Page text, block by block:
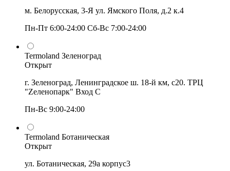
м. Белорусская, 3-Я ул. Ямского Поля, д.2 к.4
Пн-Пт 6:00-24:00 Сб-Вс 7:00-24:00
Termoland Зеленоград
Открыт
г. Зеленоград, Ленинградское ш. 18-й км, с20. ТРЦ
"Zеленопарк" Вход С
Пн-Вс 9:00-24:00
Termoland Ботаническая
Открыт
ул. Ботаническая, 29а корпус3